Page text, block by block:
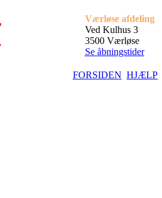
Værløse afdeling
Ved Kulhus 3
3500 Værløse
Se åbningstider
FORSIDEN HJÆLP